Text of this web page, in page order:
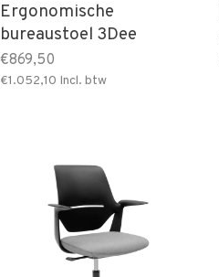
Ergonomische
bureaustoel 3Dee
€869,50
€1.052,10 Incl. btw